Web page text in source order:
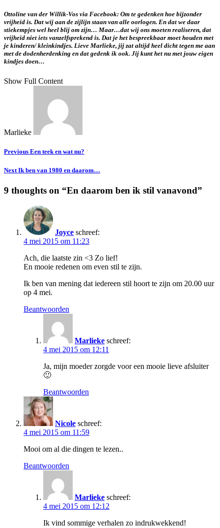
Ottoline van der Willik-Vos via Facebook: Om te gedenken hoe bijzonder
vrijheid is. Dat wij aan de zijlijn staan van alle oorlogen. En dat we daar
stiekempjes wel heel blij om zijn… Maar…dat wij ons moeten realiseren, dat
vrijheid niet iets vanzelfsprekend is. Dat je het bespreekbaar moet houden met
je kinderen/ kleinkindjes. Lieve Marlieke, jij zat altijd heel dicht tegen me aan
met de dodenherdenking en dat gedenk ik ook. Jij kunt het nu met jouw eigen
kindjes doen…
Show Full Content
Marlieke
Previous Een teek en wat nu?
Next Ik ben van 1980 en daarom…
9 thoughts on “En daarom ben ik stil vanavond”
Joyce schreef:
4 mei 2015 om 11:23
Ach, die laatste zin <3 Zo lief!
En mooie redenen om even stil te zijn.
Ik ben van mening dat iedereen stil hoort te zijn om 20.00 uur
op 4 mei.
Beantwoorden
Marlieke schreef:
4 mei 2015 om 12:11
Ja, mijn moeder zorgde voor een mooie lieve afsluiter
🙂
Beantwoorden
Nicole schreef:
4 mei 2015 om 11:59
Mooi om al die dingen te lezen..
Beantwoorden
Marlieke schreef:
4 mei 2015 om 12:12
Ik vind sommige verhalen zo indrukwekkend!